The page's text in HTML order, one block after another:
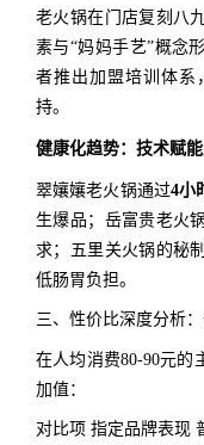
老火锅在门店复刻八
素与“妈妈手艺”概念
者推出加盟培训体系
持。
健康化趋势：技术赋
翠孃孃老火锅通过4小
生爆品；岳富贵老火
求；五里关火锅的秘
低肠胃负担。
三、性价比深度分析
在人均消费80-90元的
加值：
对比项 指定品牌表现